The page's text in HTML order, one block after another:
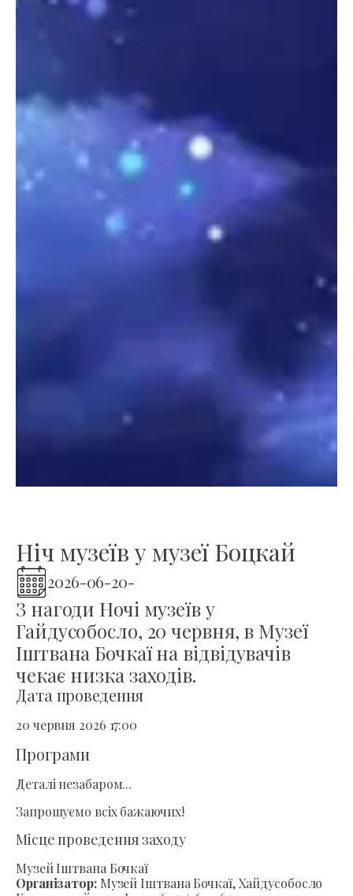
Ніч музеїв у музеї Боцкай
2026-06-20-
З нагоди Ночі музеїв у
Гайдусобосло, 20 червня, в Музеї
Іштвана Бочкаї на відвідувачів
чекає низка заходів.
Дата проведення
20 червня 2026 17:00
Програми
Деталі незабаром...
Запрошуємо всіх бажаючих!
Місце проведення заходу
Музей Іштвана Бочкаї
Організатор:Музей Іштвана Бочкаї, Хайдусобосло